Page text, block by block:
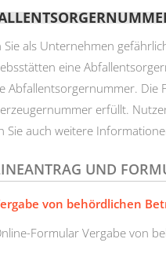
Sie als Unternehmen
eine
Abfallentsorgernummer. Die
erfüllt.
Sie auch weitere
UND
von behördlichen
Formular Vergabe von